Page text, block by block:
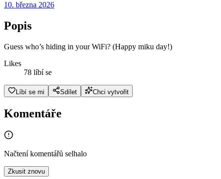
10. března 2026
Popis
Guess who’s hiding in your WiFi? (Happy miku day!)
Likes
78 líbí se
Líbí se mi Sdílet Chci vytvořit
Komentáře
Načtení komentářů selhalo
Zkusit znovu